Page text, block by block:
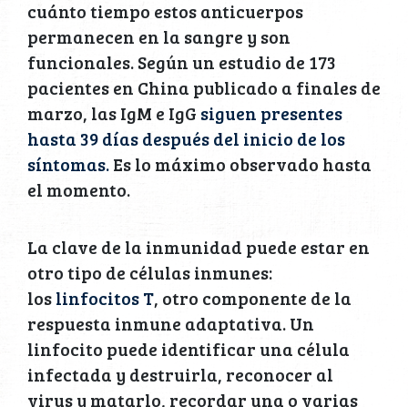
cuánto tiempo estos anticuerpos
permanecen en la sangre y son
funcionales. Según un estudio de 173
pacientes en China publicado a finales de
marzo, las IgM e IgG siguen presentes
hasta 39 días después del inicio de los
síntomas.Es lo máximo observado hasta
el momento.
La clave de la inmunidad puede estar en
otro tipo de células inmunes:
loslinfocitos T, otro componente de la
respuesta inmune adaptativa. Un
linfocito puede identificar una célula
infectada y destruirla, reconocer al
virus y matarlo, recordar una o varias